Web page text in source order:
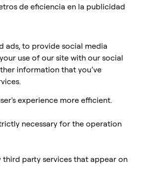
de eficiencia en la publicidad
ads, to provide social media
use of our site with our social
information that you’ve
experience more efficient.
necessary for the operation
third party services that appear on